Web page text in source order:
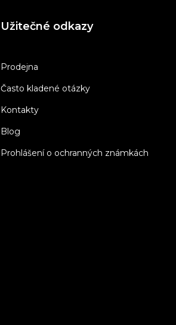
Užitečné odkazy
Prodejna
Často kladené otázky
Kontakty
Blog
Prohlášení o ochranných známkách